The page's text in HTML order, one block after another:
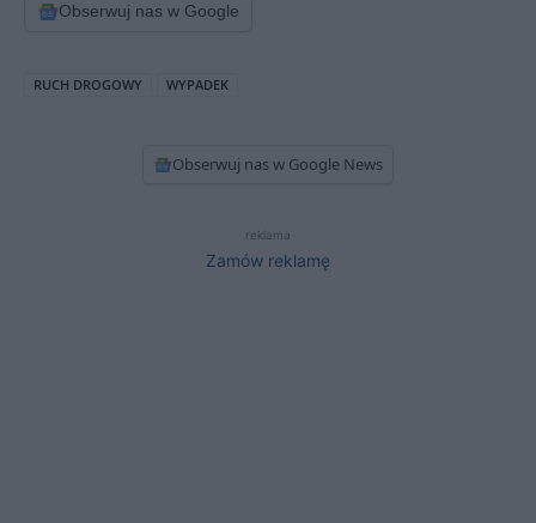
Obserwuj nas w Google
RUCH DROGOWY WYPADEK
Obserwuj nas w Google News
reklama
Zamów reklamę